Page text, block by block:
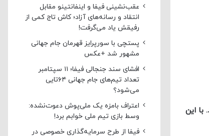
با این
عقب‌نشینی فیفا و اینفانتینو مقابل
انتقاد و رسانه‌های آزاد؛ کاش تاج کمی از
رفیقش یاد می‌گرفت!
پستچی با سورپرایز قهرمان جام جهانی
مشهور شد +عکس
افشای سند جنجالی فیفا؛ ۱۱ سپتامبر
تعداد تیم‌های جام جهانی ۶۴تایی
می‌شود؟
اعتراف بامزه یک ملی‌پوش دعوت‌نشده:
وسط بازی تیم ملی خوابم برد!
فیفا از طرح سرمایه‌گذاری خصوصی در